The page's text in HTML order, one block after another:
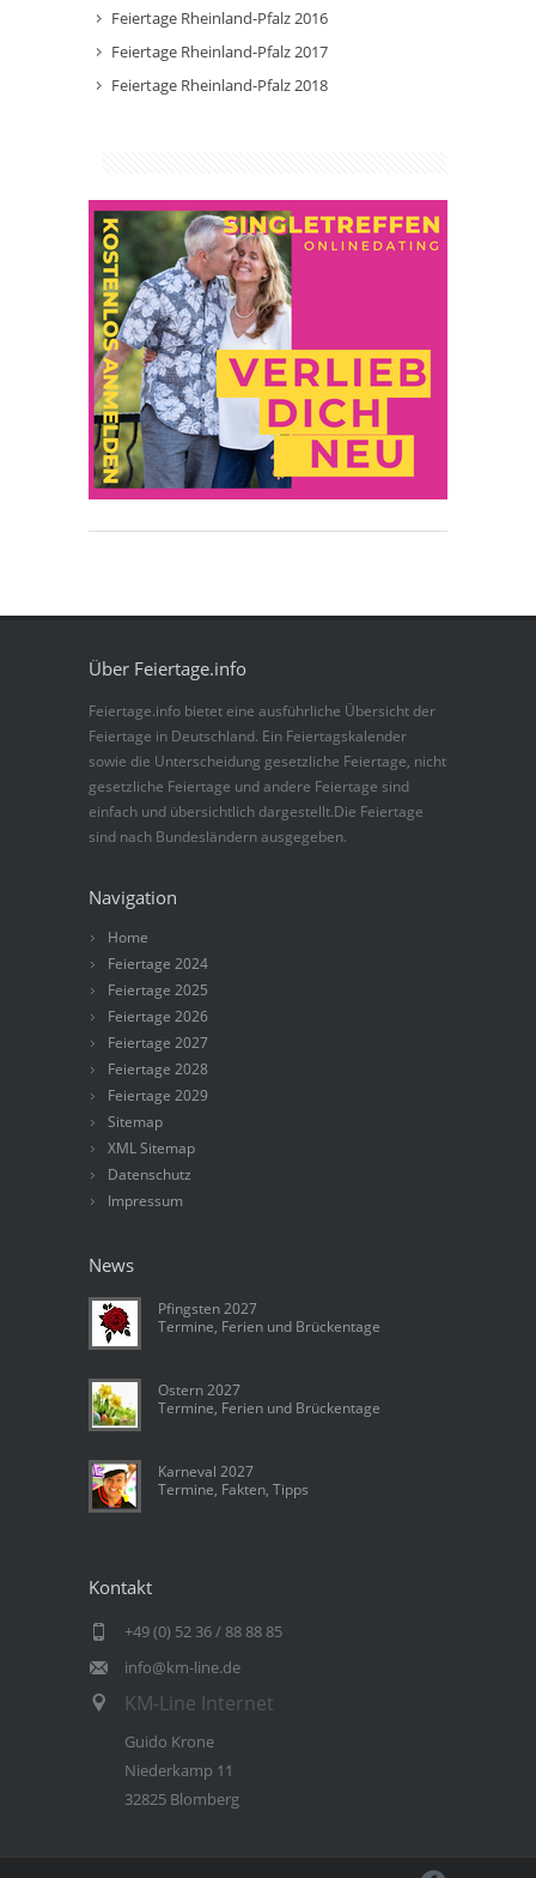
Feiertage Rheinland-Pfalz 2016
Feiertage Rheinland-Pfalz 2017
Feiertage Rheinland-Pfalz 2018
Über Feiertage.info
Feiertage.info bietet eine ausführliche Übersicht der
Feiertage in Deutschland. Ein Feiertagskalender
sowie die Unterscheidung gesetzliche Feiertage, nicht
gesetzliche Feiertage und andere Feiertage sind
einfach und übersichtlich dargestellt.Die Feiertage
sind nach Bundesländern ausgegeben.
Navigation
Home
Feiertage 2024
Feiertage 2025
Feiertage 2026
Feiertage 2027
Feiertage 2028
Feiertage 2029
Sitemap
XML Sitemap
Datenschutz
Impressum
News
Pfingsten 2027
Termine, Ferien und Brückentage
Ostern 2027
Termine, Ferien und Brückentage
Karneval 2027
Termine, Fakten, Tipps
Kontakt
+49 (0) 52 36 / 88 88 85
info@km-line.de
KM-Line Internet
Guido Krone
Niederkamp 11
32825 Blomberg